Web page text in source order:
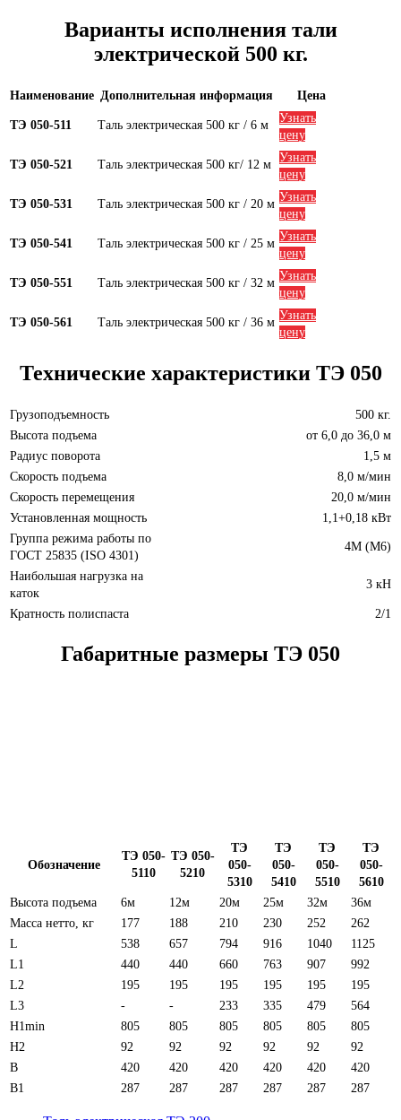
Варианты исполнения тали
электрической 500 кг.
Наименование Дополнительная информация Цена
ТЭ 050-511 Таль электрическая 500 кг / 6 м
Узнать
цену
ТЭ 050-521 Таль электрическая 500 кг/ 12 м
Узнать
цену
ТЭ 050-531 Таль электрическая 500 кг / 20 м
Узнать
цену
ТЭ 050-541 Таль электрическая 500 кг / 25 м
Узнать
цену
ТЭ 050-551 Таль электрическая 500 кг / 32 м
Узнать
цену
ТЭ 050-561 Таль электрическая 500 кг / 36 м
Узнать
цену
Технические характеристики ТЭ 050
Грузоподъемность
500 кг.
Высота подъема
от 6,0 до 36,0 м
Радиус поворота
1,5 м
Скорость подъема
8,0 м/мин
Скорость перемещения
20,0 м/мин
Установленная мощность
1,1+0,18 кВт
Группа режима работы по
ГОСТ 25835 (ISO 4301)
4М (М6)
Наибольшая нагрузка на
каток
3 кН
Кратность полиспаста 2/1
Габаритные размеры ТЭ 050
Обозначение
ТЭ 050-
5110
ТЭ 050-
5210
ТЭ
050-
5310
ТЭ
050-
5410
ТЭ
050-
5510
ТЭ
050-
5610
Высота подъема
6м 12м 20м 25м 32м
36м
Масса нетто, кг
177 188 210 230 252
262
L
538 657 794 916 1040
1125
L1
440 440 660 763 907
992
L2
195 195 195 195 195
195
L3
- - 233 335 479
564
H1min
805 805 805 805 805
805
H2
92 92 92 92 92
92
B
420 420 420 420 420
420
B1
287 287 287 287 287 287